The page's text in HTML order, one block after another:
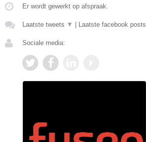
Er wordt gewerkt op afspraak.
Laatste tweets ▼ | Laatste facebook posts
Sociale media: